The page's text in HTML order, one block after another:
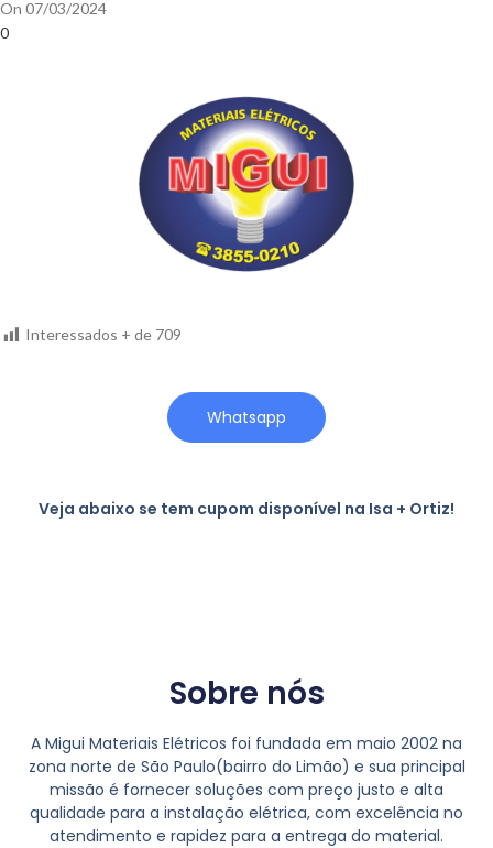
On 07/03/2024
0
Interessados + de 709
Whatsapp
Veja abaixo se tem cupom disponível na Isa + Ortiz!
Sobre nós
A Migui Materiais Elétricos foi fundada em maio 2002 na
zona norte de São Paulo(bairro do Limão) e sua principal
missão é fornecer soluções com preço justo e alta
qualidade para a instalação elétrica, com excelência no
atendimento e rapidez para a entrega do material.